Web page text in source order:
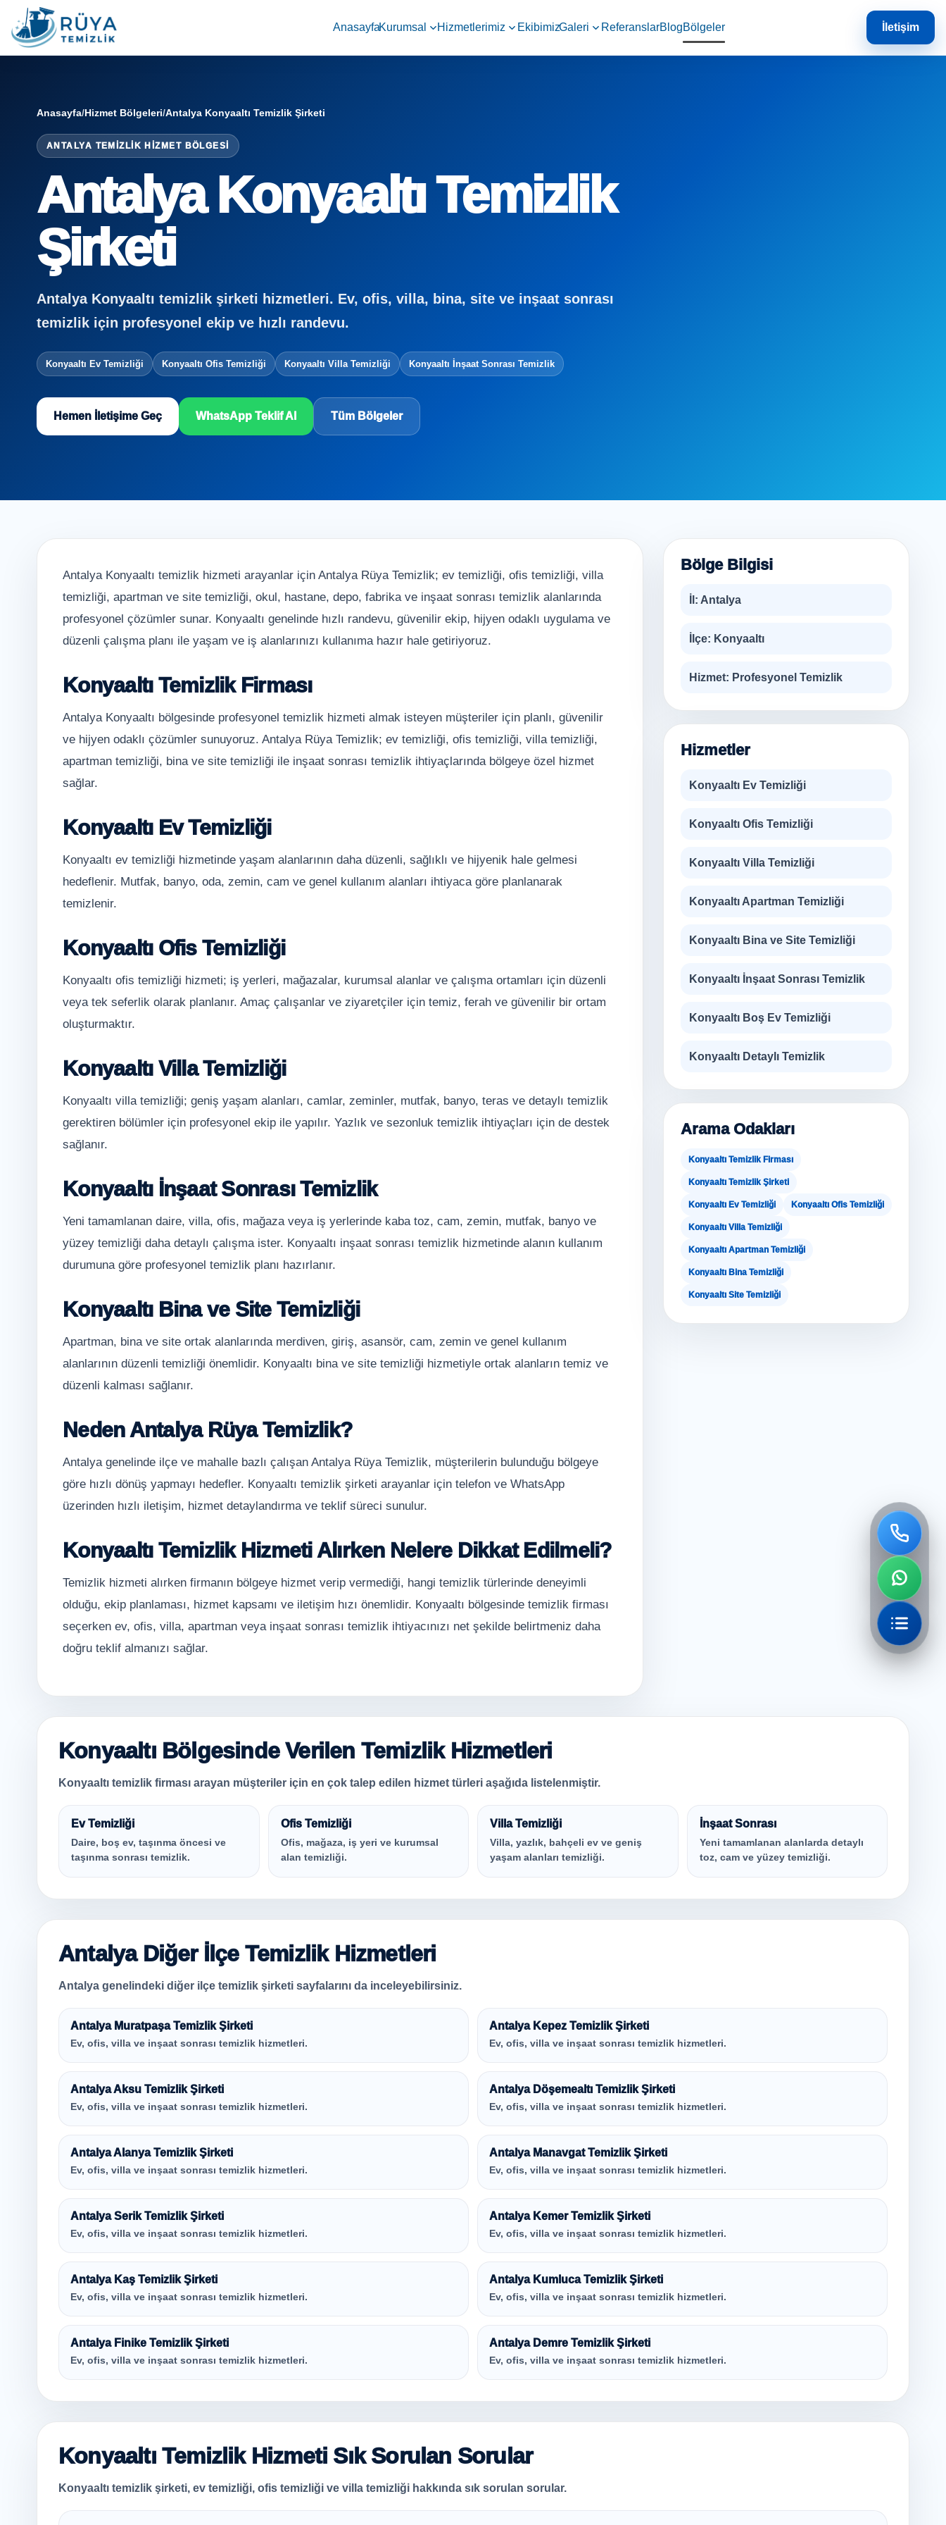
AnasayfaKurumsal Hizmetlerimiz EkibimizGaleri ReferanslarBlogBölgeler İletişim
Anasayfa/Hizmet Bölgeleri/Antalya Konyaaltı Temizlik Şirketi
ANTALYA TEMIZLIK HIZMET BÖLGESI
Antalya Konyaaltı Temizlik
Şirketi
Antalya Konyaaltı temizlik şirketi hizmetleri. Ev, ofis, villa, bina, site ve inşaat sonrası
temizlik için profesyonel ekip ve hızlı randevu.
Konyaaltı Ev Temizliği Konyaaltı Ofis Temizliği Konyaaltı Villa Temizliği Konyaaltı İnşaat Sonrası Temizlik
Hemen İletişime Geç WhatsApp Teklif Al Tüm Bölgeler
Antalya Konyaaltı temizlik hizmeti arayanlar için Antalya Rüya Temizlik; ev temizliği, ofis temizliği, villa
temizliği, apartman ve site temizliği, okul, hastane, depo, fabrika ve inşaat sonrası temizlik alanlarında
profesyonel çözümler sunar. Konyaaltı genelinde hızlı randevu, güvenilir ekip, hijyen odaklı uygulama ve
düzenli çalışma planı ile yaşam ve iş alanlarınızı kullanıma hazır hale getiriyoruz.
Konyaaltı Temizlik Firması
Antalya Konyaaltı bölgesinde profesyonel temizlik hizmeti almak isteyen müşteriler için planlı, güvenilir
ve hijyen odaklı çözümler sunuyoruz. Antalya Rüya Temizlik; ev temizliği, ofis temizliği, villa temizliği,
apartman temizliği, bina ve site temizliği ile inşaat sonrası temizlik ihtiyaçlarında bölgeye özel hizmet
sağlar.
Konyaaltı Ev Temizliği
Konyaaltı ev temizliği hizmetinde yaşam alanlarının daha düzenli, sağlıklı ve hijyenik hale gelmesi
hedeflenir. Mutfak, banyo, oda, zemin, cam ve genel kullanım alanları ihtiyaca göre planlanarak
temizlenir.
Konyaaltı Ofis Temizliği
Konyaaltı ofis temizliği hizmeti; iş yerleri, mağazalar, kurumsal alanlar ve çalışma ortamları için düzenli
veya tek seferlik olarak planlanır. Amaç çalışanlar ve ziyaretçiler için temiz, ferah ve güvenilir bir ortam
oluşturmaktır.
Konyaaltı Villa Temizliği
Konyaaltı villa temizliği; geniş yaşam alanları, camlar, zeminler, mutfak, banyo, teras ve detaylı temizlik
gerektiren bölümler için profesyonel ekip ile yapılır. Yazlık ve sezonluk temizlik ihtiyaçları için de destek
sağlanır.
Konyaaltı İnşaat Sonrası Temizlik
Yeni tamamlanan daire, villa, ofis, mağaza veya iş yerlerinde kaba toz, cam, zemin, mutfak, banyo ve
yüzey temizliği daha detaylı çalışma ister. Konyaaltı inşaat sonrası temizlik hizmetinde alanın kullanım
durumuna göre profesyonel temizlik planı hazırlanır.
Konyaaltı Bina ve Site Temizliği
Apartman, bina ve site ortak alanlarında merdiven, giriş, asansör, cam, zemin ve genel kullanım
alanlarının düzenli temizliği önemlidir. Konyaaltı bina ve site temizliği hizmetiyle ortak alanların temiz ve
düzenli kalması sağlanır.
Neden Antalya Rüya Temizlik?
Antalya genelinde ilçe ve mahalle bazlı çalışan Antalya Rüya Temizlik, müşterilerin bulunduğu bölgeye
göre hızlı dönüş yapmayı hedefler. Konyaaltı temizlik şirketi arayanlar için telefon ve WhatsApp
üzerinden hızlı iletişim, hizmet detaylandırma ve teklif süreci sunulur.
Konyaaltı Temizlik Hizmeti Alırken Nelere Dikkat Edilmeli?
Temizlik hizmeti alırken firmanın bölgeye hizmet verip vermediği, hangi temizlik türlerinde deneyimli
olduğu, ekip planlaması, hizmet kapsamı ve iletişim hızı önemlidir. Konyaaltı bölgesinde temizlik firması
seçerken ev, ofis, villa, apartman veya inşaat sonrası temizlik ihtiyacınızı net şekilde belirtmeniz daha
doğru teklif almanızı sağlar.
Bölge Bilgisi
İl: Antalya
İlçe: Konyaaltı
Hizmet: Profesyonel Temizlik
Hizmetler
Konyaaltı Ev Temizliği
Konyaaltı Ofis Temizliği
Konyaaltı Villa Temizliği
Konyaaltı Apartman Temizliği
Konyaaltı Bina ve Site Temizliği
Konyaaltı İnşaat Sonrası Temizlik
Konyaaltı Boş Ev Temizliği
Konyaaltı Detaylı Temizlik
Arama Odakları
Konyaaltı Temizlik Firması
Konyaaltı Temizlik Şirketi
Konyaaltı Ev Temizliği Konyaaltı Ofis Temizliği
Konyaaltı Villa Temizliği
Konyaaltı Apartman Temizliği
Konyaaltı Bina Temizliği
Konyaaltı Site Temizliği
Konyaaltı Bölgesinde Verilen Temizlik Hizmetleri
Konyaaltı temizlik firması arayan müşteriler için en çok talep edilen hizmet türleri aşağıda listelenmiştir.
Ev Temizliği
Daire, boş ev, taşınma öncesi ve
taşınma sonrası temizlik.
Ofis Temizliği
Ofis, mağaza, iş yeri ve kurumsal
alan temizliği.
Villa Temizliği
Villa, yazlık, bahçeli ev ve geniş
yaşam alanları temizliği.
İnşaat Sonrası
Yeni tamamlanan alanlarda detaylı
toz, cam ve yüzey temizliği.
Antalya Diğer İlçe Temizlik Hizmetleri
Antalya genelindeki diğer ilçe temizlik şirketi sayfalarını da inceleyebilirsiniz.
Antalya Muratpaşa Temizlik Şirketi
Ev, ofis, villa ve inşaat sonrası temizlik hizmetleri.
Antalya Kepez Temizlik Şirketi
Ev, ofis, villa ve inşaat sonrası temizlik hizmetleri.
Antalya Aksu Temizlik Şirketi
Ev, ofis, villa ve inşaat sonrası temizlik hizmetleri.
Antalya Döşemealtı Temizlik Şirketi
Ev, ofis, villa ve inşaat sonrası temizlik hizmetleri.
Antalya Alanya Temizlik Şirketi
Ev, ofis, villa ve inşaat sonrası temizlik hizmetleri.
Antalya Manavgat Temizlik Şirketi
Ev, ofis, villa ve inşaat sonrası temizlik hizmetleri.
Antalya Serik Temizlik Şirketi
Ev, ofis, villa ve inşaat sonrası temizlik hizmetleri.
Antalya Kemer Temizlik Şirketi
Ev, ofis, villa ve inşaat sonrası temizlik hizmetleri.
Antalya Kaş Temizlik Şirketi
Ev, ofis, villa ve inşaat sonrası temizlik hizmetleri.
Antalya Kumluca Temizlik Şirketi
Ev, ofis, villa ve inşaat sonrası temizlik hizmetleri.
Antalya Finike Temizlik Şirketi
Ev, ofis, villa ve inşaat sonrası temizlik hizmetleri.
Antalya Demre Temizlik Şirketi
Ev, ofis, villa ve inşaat sonrası temizlik hizmetleri.
Konyaaltı Temizlik Hizmeti Sık Sorulan Sorular
Konyaaltı temizlik şirketi, ev temizliği, ofis temizliği ve villa temizliği hakkında sık sorulan sorular.